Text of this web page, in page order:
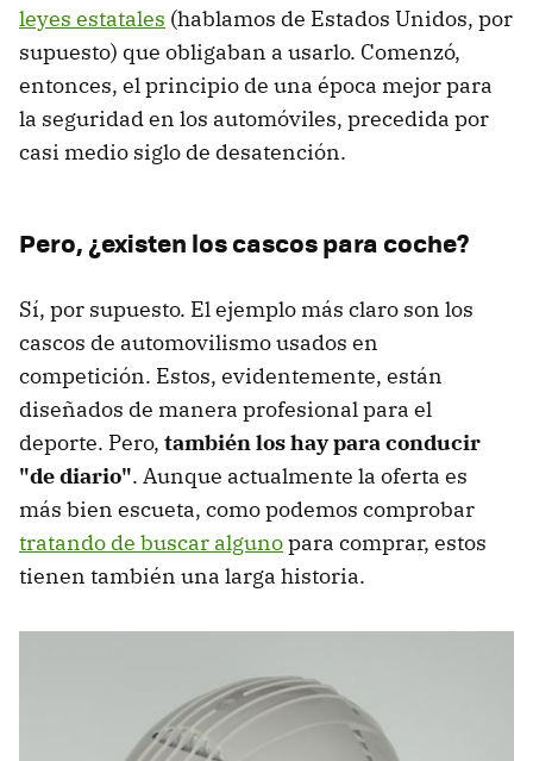
leyes estatales (hablamos de Estados Unidos, por
supuesto) que obligaban a usarlo. Comenzó,
entonces, el principio de una época mejor para
la seguridad en los automóviles, precedida por
casi medio siglo de desatención.
Pero, ¿existen los cascos para coche?
Sí, por supuesto. El ejemplo más claro son los
cascos de automovilismo usados en
competición. Estos, evidentemente, están
diseñados de manera profesional para el
deporte. Pero, también los hay para conducir
"de diario". Aunque actualmente la oferta es
más bien escueta, como podemos comprobar
tratando de buscar algunopara comprar, estos
tienen también una larga historia.